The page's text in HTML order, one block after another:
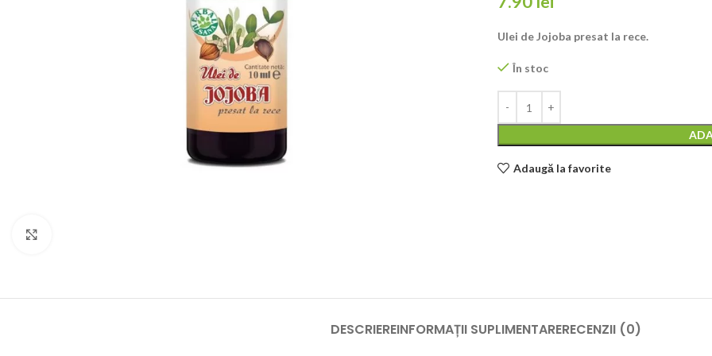
Ulei de Jojoba presat la rece.
În stoc
Adaugă la favorite
DESCRIEREINFORMAȚII SUPLIMENTARERECENZII (0)